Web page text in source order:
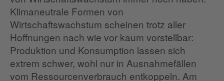
Klimaneutrale Formen von
Wirtschaftswachstum scheinen trotz aller
Hoffnungen nach wie vor kaum vorstellbar:
Produktion und Konsumption lassen sich
extrem schwer, wohl nur in Ausnahmefällen
vom Ressourcenverbrauch entkoppeln. Am